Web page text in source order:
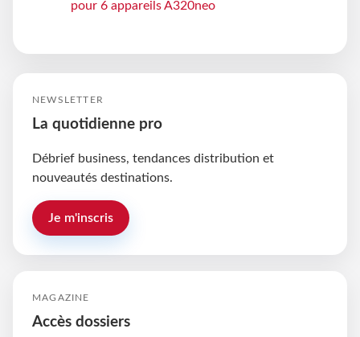
pour 6 appareils A320neo
NEWSLETTER
La quotidienne pro
Débrief business, tendances distribution et
nouveautés destinations.
Je m'inscris
MAGAZINE
Accès dossiers